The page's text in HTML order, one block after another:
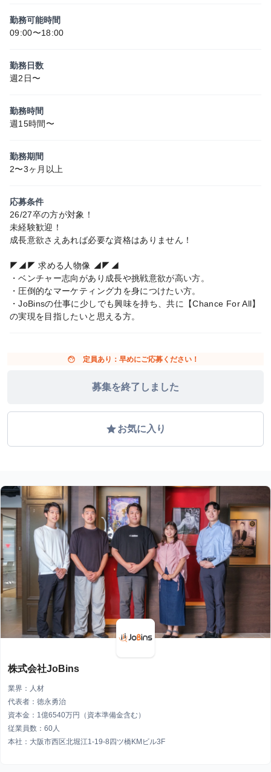
勤務可能時間
09:00〜18:00
勤務日数
週2日〜
勤務時間
週15時間〜
勤務期間
2〜3ヶ月以上
応募条件
26/27卒の方が対象！
未経験歓迎！
成長意欲さえあれば必要な資格はありません！
◤◢◤ 求める人物像 ◢◤◢
・ベンチャー志向があり成長や挑戦意欲が高い方。
・圧倒的なマーケティング力を身につけたい方。
・JoBinsの仕事に少しでも興味を持ち、共に【Chance For All】
の実現を目指したいと思える方。
face 定員あり：早めにご応募ください！
募集を終了しました
gradeお気に入り
株式会社JoBins
業界：人材
代表者：徳永勇治
資本金：1億6540万円（資本準備金含む）
従業員数：60人
本社：大阪市西区北堀江1-19-8四ツ橋KMビル3F